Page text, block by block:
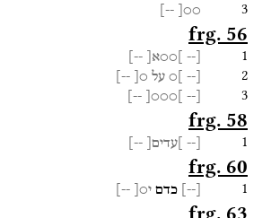
3
○○[
--]
frg. 56
1
[-- ]○○א[ --]
2
[--
]○ על ○[
--]
3
[--
]○○○[
--]
frg. 58
1
[-- ]עדים[ --]
frg. 60
1
-- כדם י○[ --]